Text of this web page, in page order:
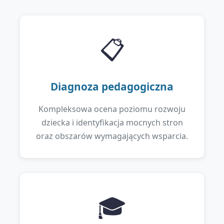
📋
Diagnoza pedagogiczna
Kompleksowa ocena poziomu rozwoju
dziecka i identyfikacja mocnych stron
oraz obszarów wymagających wsparcia.
🎓